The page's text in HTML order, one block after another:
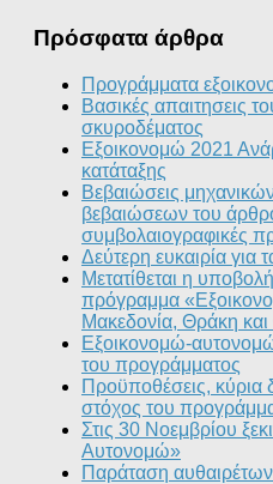
Πρόσφατα άρθρα
Προγράμματα
Βασικές απαιτησεις
σκυροδέματος
Εξοικονομώ 2021
κατάταξης
Βεβαιώσεις
βεβαιώσεων του
συμβολαιογραφικές
Δεύτερη ευκαιρία για
Μετατίθεται η
πρόγραμμα
Μακεδονία, Θράκη
Εξοικονομώ-
του προγράμματος
Προϋποθέσεις, κύρια
στόχος του
Στις 30 Νοεμβρίου
Αυτονομώ»
Παράταση